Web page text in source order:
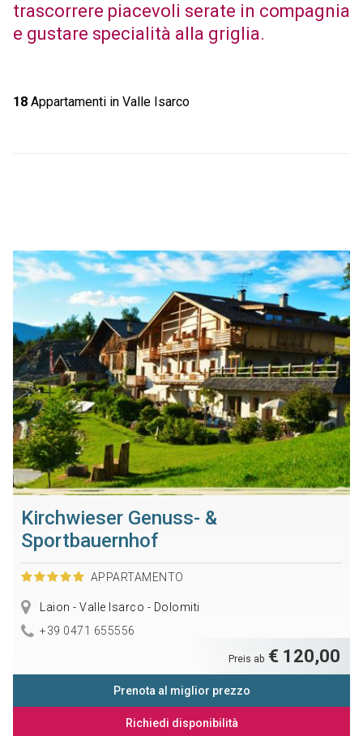
trascorrere piacevoli serate in compagnia
e gustare specialità alla griglia.
18Appartamenti in Valle Isarco
Kirchwieser Genuss- &
Sportbauernhof
APPARTAMENTO
Laion - Valle Isarco - Dolomiti
+39 0471 655556
Preis ab € 120,00
Prenota al miglior prezzo
Richiedi disponibilità